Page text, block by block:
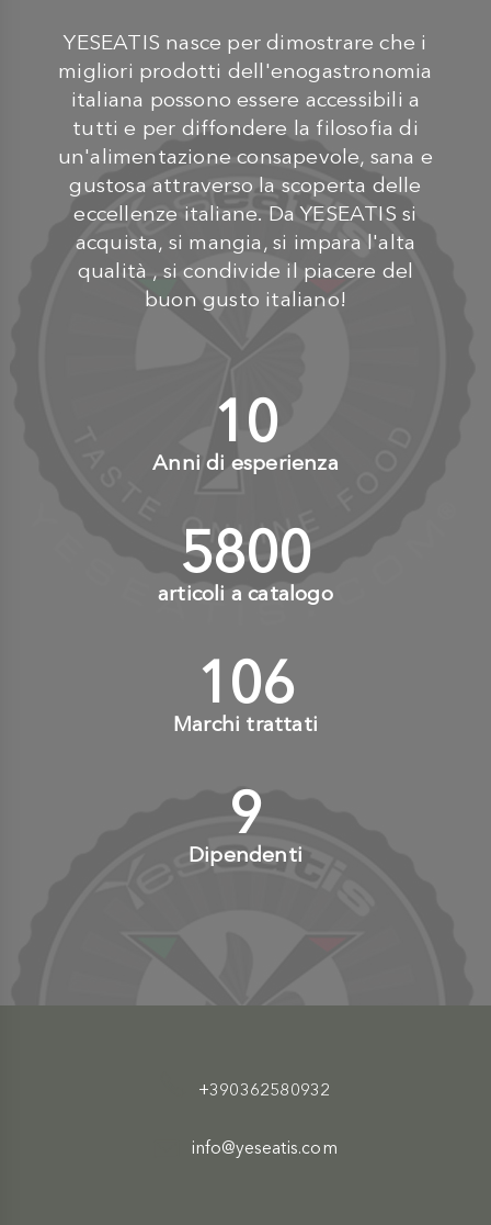
YESEATIS nasce per dimostrare che i
migliori prodotti dell'enogastronomia
italiana possono essere accessibili a
tutti e per diffondere la filosofia di
un'alimentazione consapevole, sana e
gustosa attraverso la scoperta delle
eccellenze italiane. Da YESEATIS si
acquista, si mangia, si impara l'alta
qualità , si condivide il piacere del
buon gusto italiano!
10+
Anni di esperienza
6000+
articoli a catalogo
110+
Marchi trattati
10+
Dipendenti
+390362580932
info@yeseatis.com